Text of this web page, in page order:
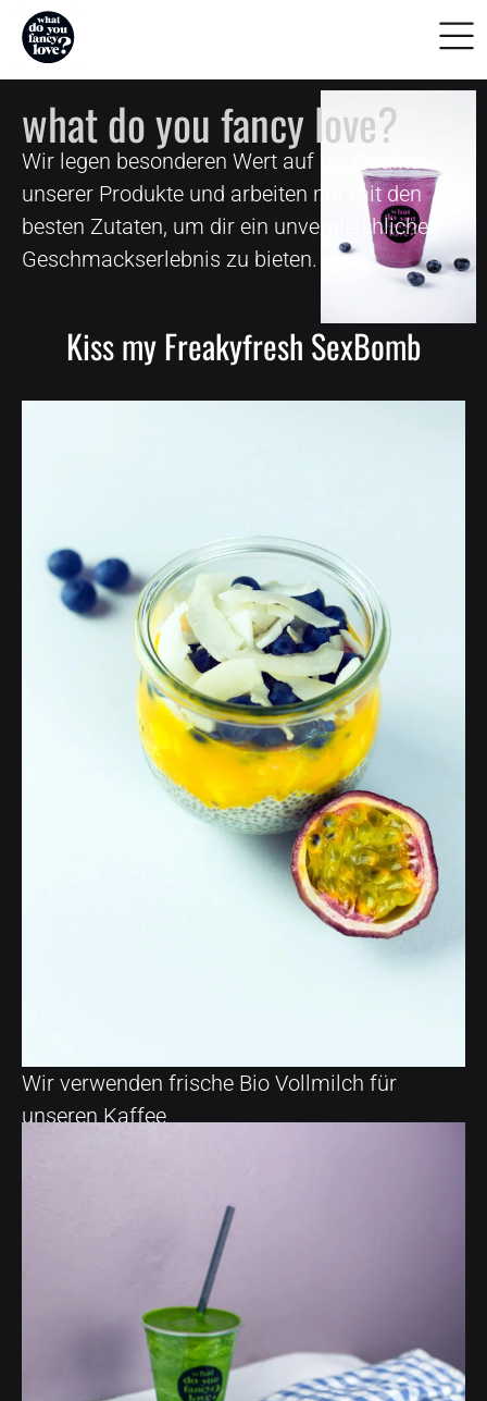
what do you fancy love?
Wir legen besonderen Wert auf die Qualität
unserer Produkte und arbeiten nur mit den
besten Zutaten, um dir ein unvergleichliches
Geschmackserlebnis zu bieten.
Kiss my Freakyfresh SexBomb
Wir verwenden frische Bio Vollmilch für
unseren Kaffee